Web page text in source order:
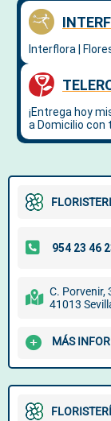
C. Porvenir,
41013
MÁS